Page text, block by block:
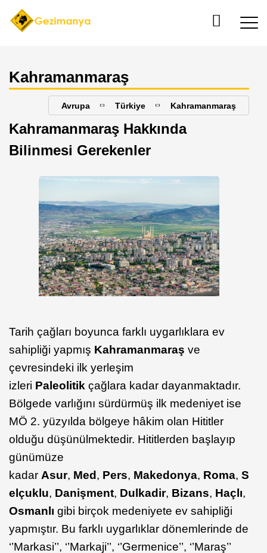
Kahramanmaraş
Avrupa Türkiye Kahramanmaraş
Kahramanmaraş Hakkında
Bilinmesi Gerekenler
Tarih çağları boyunca farklı uygarlıklara ev
sahipliği yapmış Kahramanmaraş ve
çevresindeki ilk yerleşim
izleri Paleolitik çağlara kadar dayanmaktadır.
Bölgede varlığını sürdürmüş ilk medeniyet ise
MÖ 2. yüzyılda bölgeye hâkim olan Hititler
olduğu düşünülmektedir. Hititlerden başlayıp
günümüze
kadar Asur, Med , Pers, Makedonya, Roma, S
elçuklu, Danişment, Dulkadir, Bizans, Haçlı,
Osmanlı gibi birçok medeniyete ev sahipliği
yapmıştır. Bu farklı uygarlıklar dönemlerinde de
‘’Markasi’’, ‘’Markaji’’, ‘’Germenice’’, ‘’Maraş’’